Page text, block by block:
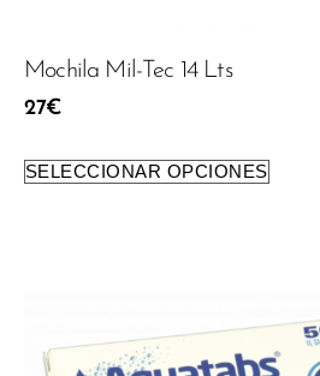
Mochila Mil-Tec 14 Lts
27€
SELECCIONAR OPCIONES